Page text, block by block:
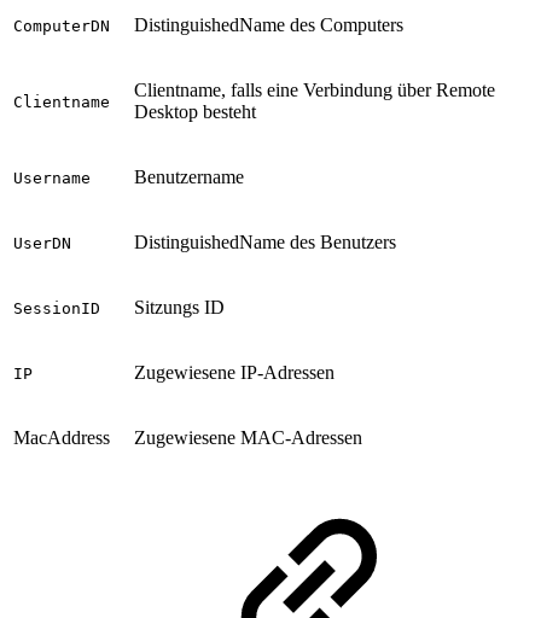
ComputerDN DistinguishedName des Computers
Clientname
Clientname, falls eine Verbindung über Remote
Desktop besteht
Username Benutzername
UserDN DistinguishedName des Benutzers
SessionID Sitzungs ID
IP Zugewiesene IP-Adressen
MacAddress Zugewiesene MAC-Adressen